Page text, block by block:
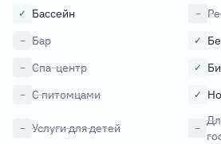
✓ Бассейн −
− Бар ✓
− Спа-центр ✓
− С питомцами ✓
− Услуги для детей −